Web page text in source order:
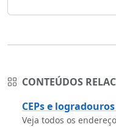
CONTEÚDOS
CEPs e
Veja todos os